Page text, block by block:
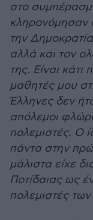
στο
κληρονόμησαν
την
αλλά και τον
της. Είναι
μαθητές μου
Έλληνες δεν
απόλεμοι
πολεμιστές. Ο
πάντα στην
μάλιστα είχε
Ποτίδαιας ως
πολεμιστές